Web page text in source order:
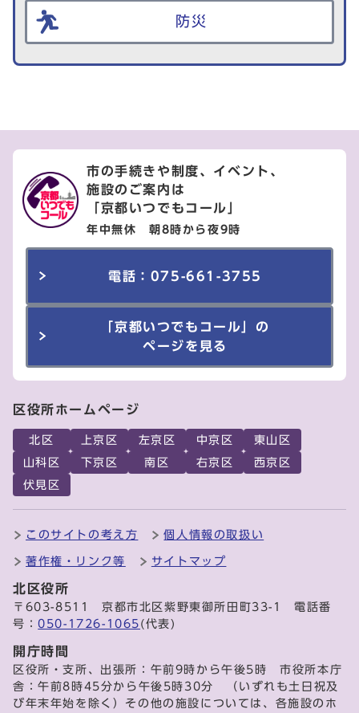
防災
市の手続きや制度、イベント、
施設のご案内は
「京都いつでもコール」
年中無休 朝8時から夜9時
電話：075-661-3755
「京都いつでもコール」の
ページを見る
区役所ホームページ
北区 上京区 左京区 中京区
東山区
山科区
下京区 南区 右京区
西京区
伏見区
このサイトの考え方 個人情報の取扱い
著作権・リンク等 サイトマップ
北区役所
〒603-8511 京都市北区紫野東御所田町33-1 電話番
号：050-1726-1065 (代表)
開庁時間
区役所・支所、出張所：午前9時から午後5時 市役所本庁
舎：午前8時45分から午後5時30分 （いずれも土日祝及
び年末年始を除く）その他の施設については、各施設のホ